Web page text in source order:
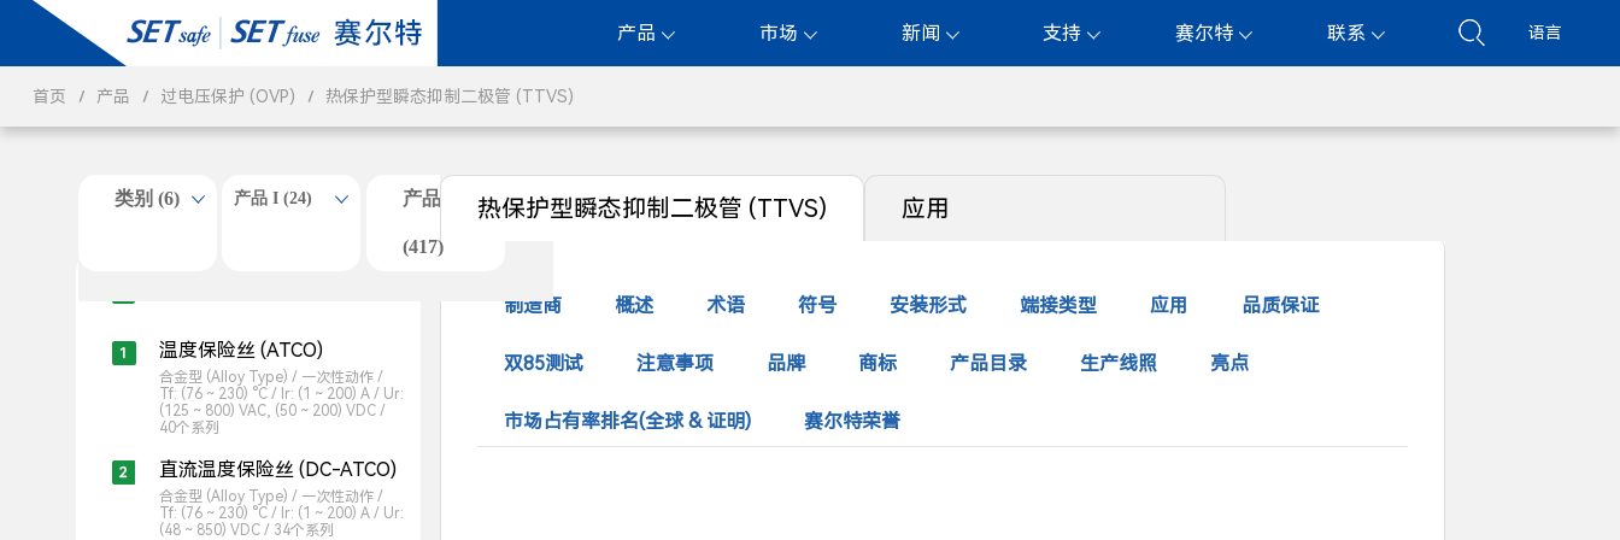
产品 市场 新闻 支持 赛尔特 联系 语言
首页 产品 过电压保护 (OVP) 热保护型瞬态抑制二极管 (TTVS)
类别 (6) 产品 I (24) 产品 II
(417)
温度保险丝 (ATCO)
合金型 (Alloy Type) / 一次性动作 /
Tf: (76 ~ 230) °C / Ir: (1 ~ 200) A / Ur:
(125 ~ 800) VAC, (50 ~ 200) VDC /
40个系列
直流温度保险丝 (DC-ATCO)
合金型 (Alloy Type) / 一次性动作 /
Tf: (76 ~ 230) °C / Ir: (1 ~ 200) A / Ur:
(48 ~ 850) VDC / 34个系列
热保护型瞬态抑制二极管 (TTVS) 应用
制造商 概述 术语 符号 安装形式 端接类型 应用 品质保证
双85测试 注意事项 品牌 商标 产品目录 生产线照 亮点
市场占有率排名(全球 & 证明) 赛尔特荣誉